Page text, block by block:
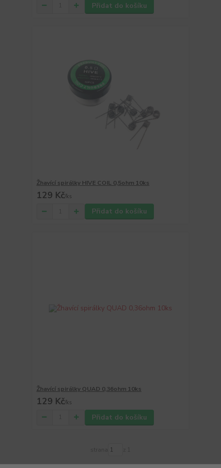
Přidat do košíku
Žhavící spirálky HIVE COIL 0,5ohm 10ks
129 Kč/ks
Přidat do košíku
Žhavící spirálky QUAD 0,36ohm 10ks
129 Kč/ks
Přidat do košíku